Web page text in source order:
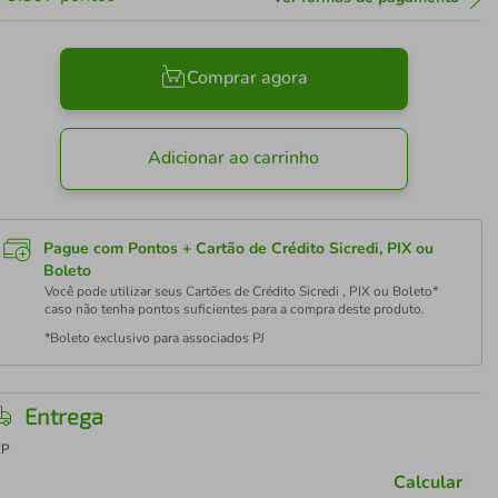
Comprar agora
Adicionar ao carrinho
Pague com Pontos + Cartão de Crédito Sicredi, PIX ou
Boleto
Você pode utilizar seus Cartões de Crédito Sicredi , PIX ou Boleto*
caso não tenha pontos suficientes para a compra deste produto.
*Boleto exclusivo para associados PJ
Entrega
Calcular